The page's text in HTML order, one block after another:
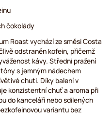
čokolády
Roast vychází ze směsi Costa
odstraněn kofein, přičemž
kávy. Střední pražení
s jemným nádechem
chuti. Díky balení v
konzistentní chuť a aroma při
do kanceláří nebo sdílených
variantu bez